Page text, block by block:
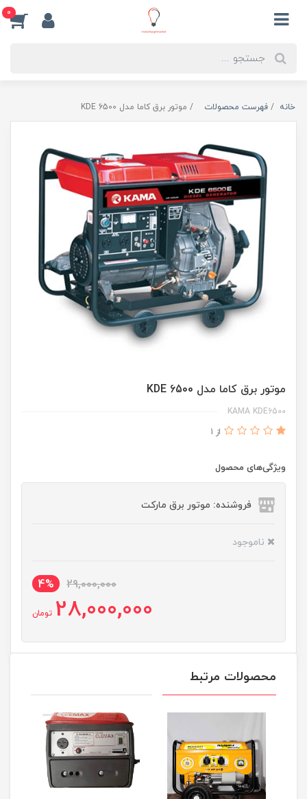
0
خانه فهرست محصولات موتور برق کاما مدل KDE 6500
موتور برق کاما مدل KDE 6500
KAMA KDE6500
از 1
ویژگی‌های محصول
فروشنده: موتور برق مارکت
ناموجود
29,000,000
4%
28,000,000 تومان
محصولات مرتبط